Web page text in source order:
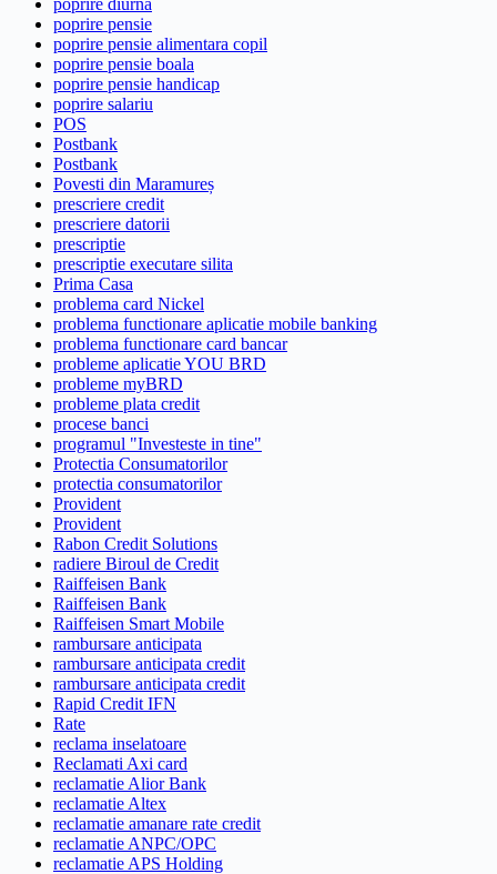
poprire pensie
poprire pensie alimentara copil
poprire pensie boala
poprire pensie handicap
poprire salariu
POS
Postbank
Postbank
Povesti din Maramureș
prescriere credit
prescriere datorii
prescriptie
prescriptie executare silita
Prima Casa
problema card Nickel
problema functionare aplicatie mobile banking
problema functionare card bancar
probleme aplicatie YOU BRD
probleme myBRD
probleme plata credit
procese banci
programul "Investeste in tine"
Protectia Consumatorilor
protectia consumatorilor
Provident
Provident
Rabon Credit Solutions
radiere Biroul de Credit
Raiffeisen Bank
Raiffeisen Bank
Raiffeisen Smart Mobile
rambursare anticipata
rambursare anticipata credit
rambursare anticipata credit
Rapid Credit IFN
Rate
reclama inselatoare
Reclamati Axi card
reclamatie Alior Bank
reclamatie Altex
reclamatie amanare rate credit
reclamatie ANPC/OPC
reclamatie APS Holding